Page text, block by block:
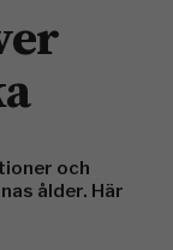
och
ålder. Här